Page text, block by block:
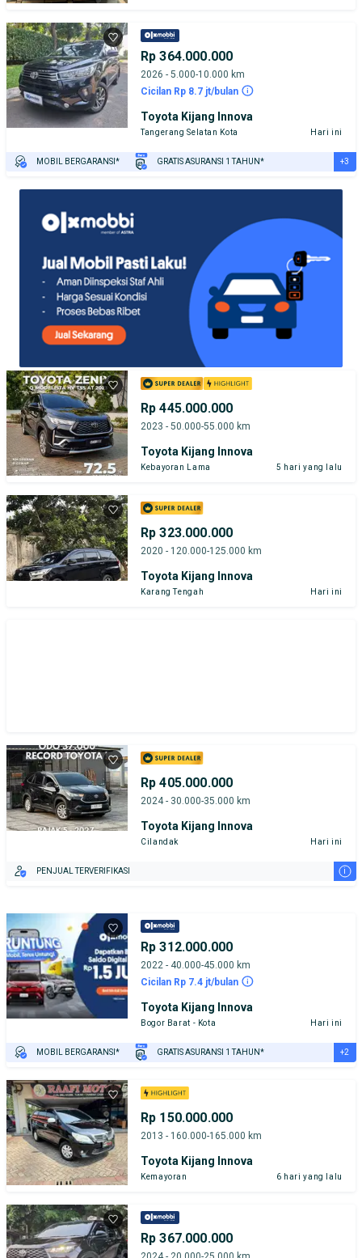
Rp 364.000.000
2026 - 5.000-10.000 km
Cicilan Rp 8.7 jt/bulan
Toyota Kijang Innova
Tangerang Selatan Kota Hari ini
MOBIL BERGARANSI* GRATIS ASURANSI 1 TAHUN* +3
Rp 445.000.000
2023 - 50.000-55.000 km
Toyota Kijang Innova
Kebayoran Lama 5 hari yang lalu
Rp 323.000.000
2020 - 120.000-125.000 km
Toyota Kijang Innova
Karang Tengah Hari ini
Rp 405.000.000
2024 - 30.000-35.000 km
Toyota Kijang Innova
Cilandak Hari ini
PENJUAL TERVERIFIKASI i
Rp 312.000.000
2022 - 40.000-45.000 km
Cicilan Rp 7.4 jt/bulan
Toyota Kijang Innova
Bogor Barat - Kota Hari ini
MOBIL BERGARANSI* GRATIS ASURANSI 1 TAHUN* +2
Rp 150.000.000
2013 - 160.000-165.000 km
Toyota Kijang Innova
Kemayoran 6 hari yang lalu
Rp 367.000.000